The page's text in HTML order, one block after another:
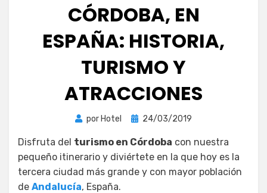
CÓRDOBA, EN
ESPAÑA: HISTORIA,
TURISMO Y
ATRACCIONES
por Hotel
Publicada
24/03/2019
Disfruta del turismo en Córdoba con nuestra
pequeño itinerario y diviértete en la que hoy es la
tercera ciudad más grande y con mayor población
de Andalucía, España.